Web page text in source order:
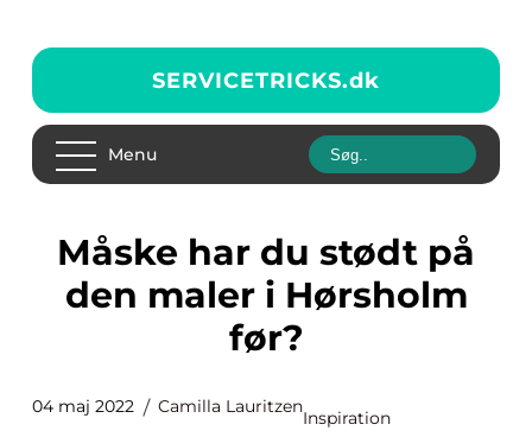
SERVICETRICKS.dk
Menu
Måske har du stødt på
den maler i Hørsholm
før?
04 maj 2022 Camilla Lauritzen
Inspiration